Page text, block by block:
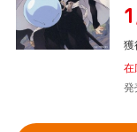
獲
在
発